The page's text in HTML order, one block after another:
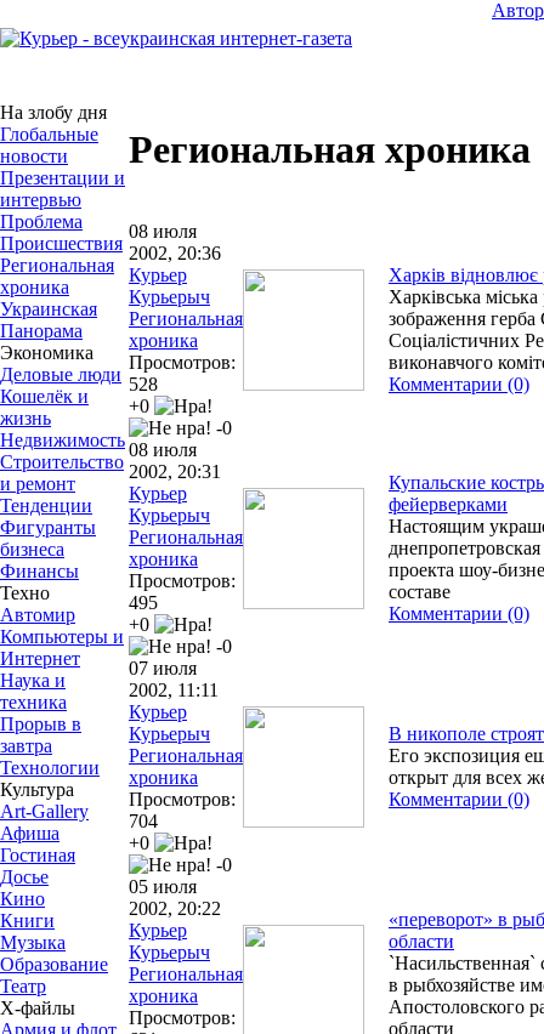
На злобу дня
Глобальные
новости
Презентации и
интервью
Проблема
Происшествия
Региональная
хроника
Украинская
Панорама
Экономика
Деловые люди
Кошелёк и
жизнь
Недвижимость
Строительство
и ремонт
Тенденции
Фигуранты
бизнеса
Финансы
Техно
Автомир
Компьютеры и
Интернет
Наука и
техника
Прорыв в
завтра
Технологии
Культура
Art-Gallery
Афиша
Гостиная
Досье
Кино
Книги
Музыка
Образование
Театр
Х-файлы
Армия и флот
Региональная хроника
08 июля
2002, 20:36
Курьер
Курьерыч
Региональная
хроника
Просмотров:
528
+0
-0
Харків відновлює
Харківська
зображення
Соціалістичних
виконавчого
Комментарии (0)
08 июля
2002, 20:31
Курьер
Курьерыч
Региональная
хроника
Просмотров:
495
+0
-0
Купальские
фейерверками
Настоящим
проекта шоу-
составе
Комментарии (0)
07 июля
2002, 11:11
Курьер
Курьерыч
Региональная
хроника
Просмотров:
704
+0
-0
В никополе
Его экспозиция
открыт для всех
Комментарии (0)
05 июля
2002, 20:22
Курьер
Курьерыч
Региональная
хроника
Просмотров:
«переворот» в
области
`Насильственная`
в рыбхозяйстве
Апостоловского
области